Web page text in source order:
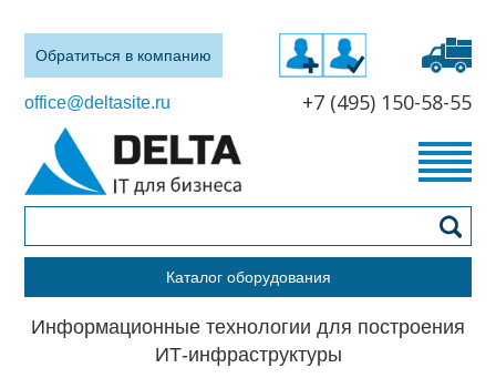
Обратиться в компанию
office@deltasite.ru +7 (495) 150-58-55
Каталог оборудования
Информационные технологии для построения
ИТ-инфраструктуры